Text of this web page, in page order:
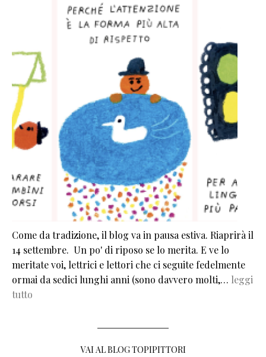
Come da tradizione, il blog va in pausa estiva. Riaprirà il
14 settembre. Un po' di riposo se lo merita. E ve lo
meritate voi, lettrici e lettori che ci seguite fedelmente
ormai da sedici lunghi anni (sono davvero molti,… leggi
tutto
VAI AL BLOG TOPIPITTORI